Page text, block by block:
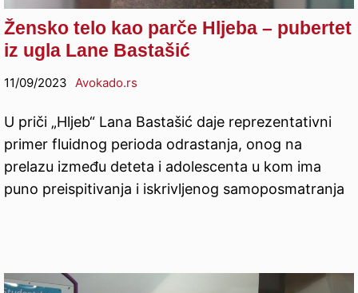
Žensko telo kao parče Hljeba – pubertet
iz ugla Lane Bastašić
11/09/2023 Avokado.rs
U priči „Hljeb“ Lana Bastašić daje reprezentativni
primer fluidnog perioda odrastanja, onog na
prelazu između deteta i adolescenta u kom ima
puno preispitivanja i iskrivljenog samoposmatranja